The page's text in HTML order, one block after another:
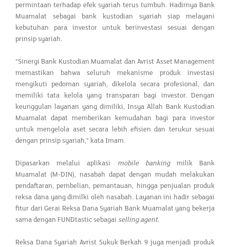
permintaan terhadap efek syariah terus tumbuh. Hadirnya Bank
Muamalat sebagai bank kustodian syariah siap melayani
kebutuhan para investor untuk berinvestasi sesuai dengan
prinsip syariah.
“Sinergi Bank Kustodian Muamalat dan Avrist Asset Management
memastikan bahwa seluruh mekanisme produk investasi
mengikuti pedoman syariah, dikelola secara profesional, dan
memiliki tata kelola yang transparan bagi investor. Dengan
keunggulan layanan yang dimiliki, Insya Allah Bank Kustodian
Muamalat dapat memberikan kemudahan bagi para investor
untuk mengelola aset secara lebih efisien dan terukur sesuai
dengan prinsip syariah,” kata Imam.
Dipasarkan melalui aplikasi mobile bankingmilik Bank
Muamalat (M-DIN), nasabah dapat dengan mudah melakukan
pendaftaran, pembelian, pemantauan, hingga penjualan produk
reksa dana yang dimilki oleh nasabah. Layanan ini hadir sebagai
fitur dari Gerai Reksa Dana Syariah Bank Muamalat yang bekerja
sama dengan FUNDtastic sebagai selling agent.
Reksa Dana Syariah Avrist Sukuk Berkah 9 juga menjadi produk